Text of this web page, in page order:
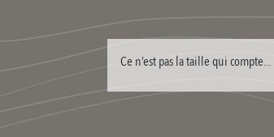
Ce n’est pas la taille qui compte...